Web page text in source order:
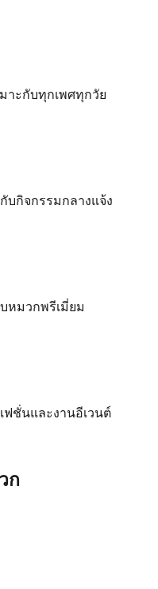
าะกับทุกเพศทุกวัย
บกิจกรรมกลางแจ้ง
หมวกพรีเมี่ยม
ชั่นและงานอีเวนต์
ก